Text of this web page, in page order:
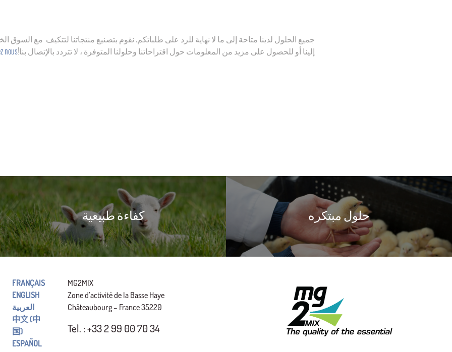
جميع الحلول لدينا متاحة إلى ما لا نهاية للرد على طلباتكم. نقوم بتصنيع منتجاتنا لتتكيف مع السوق
إلينا أو للحصول على مزيد من المعلومات حول اقتراحاتنا وحلولنا المتوفرة ، لا تتردد بالإتصال بنا!nous
حلول مبتكره كفاءة طبيعية
MG2MIX
Zone d’activité de la Basse Haye
35220 Châteaubourg – France
Tel. : +33 2 99 00 70 34
FRANÇAIS
ENGLISH
العربية
中文 (中
国)
ESPAÑOL